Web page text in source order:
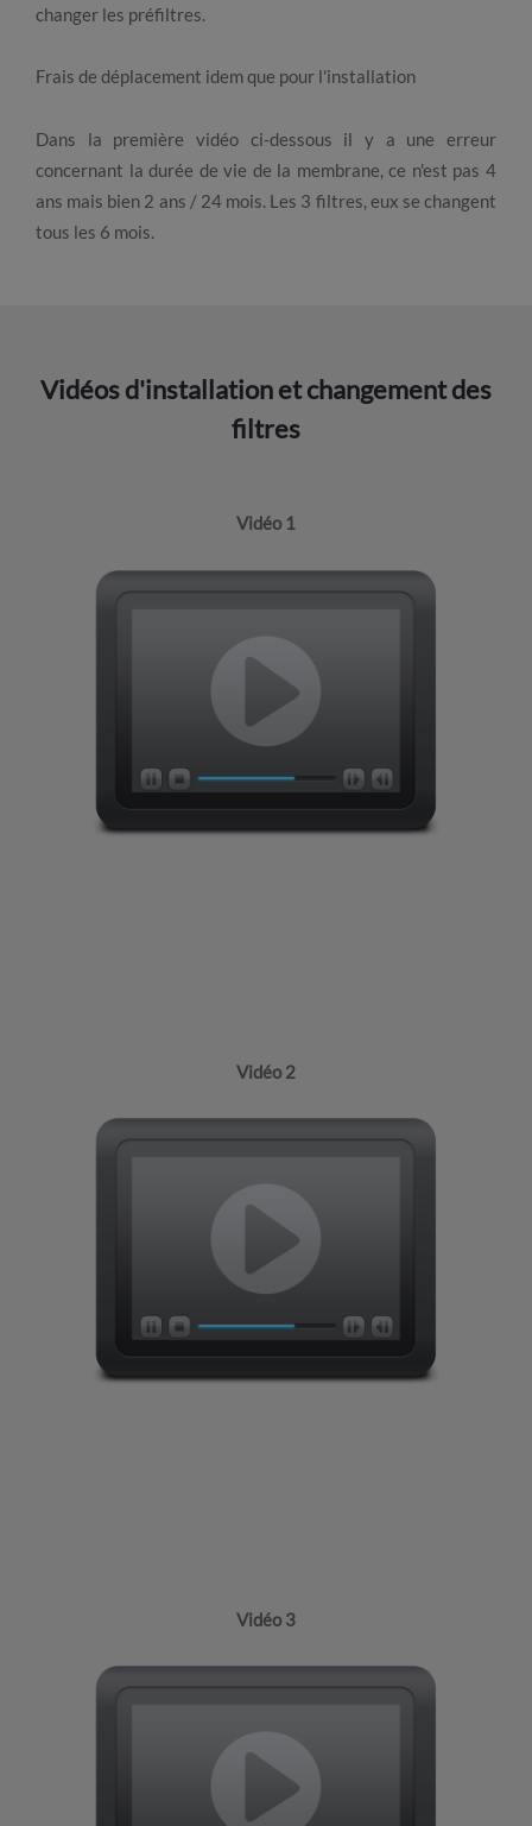
changer les préfiltres.
Frais de déplacement idem que pour l'installation
Dans la première vidéo ci-dessous il y a une erreur
concernant la durée de vie de la membrane, ce n'est pas 4
ans mais bien 2 ans / 24 mois. Les 3 filtres, eux se changent
tous les 6 mois.
Vidéos d'installation et changement des
filtres
Vidéo 1
Vidéo 2
Vidéo 3